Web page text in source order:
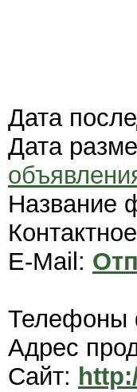
Дата
Дата
Название
E-Mail:
Адрес
Сайт: